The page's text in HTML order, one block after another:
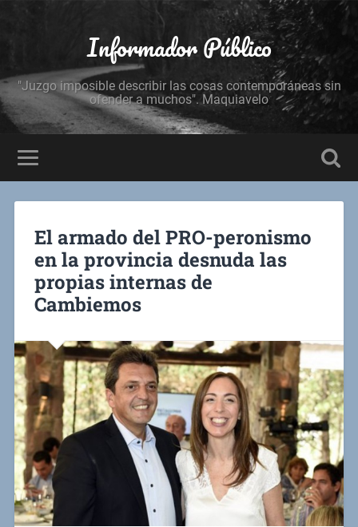
Informador Público
"Juzgo imposible describir las cosas contemporáneas sin
ofender a muchos". Maquiavelo
El armado del PRO-peronismo
en la provincia desnuda las
propias internas de
Cambiemos